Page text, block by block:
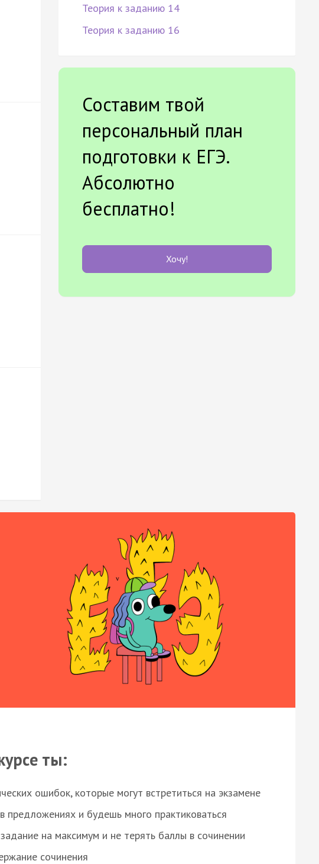
Теория к заданию 14
Теория к заданию 16
Составим твой
персональный план
подготовки к ЕГЭ.
Абсолютно
бесплатно!
Хочу!
ты:
ошибок, которые могут встретиться на экзамене
предложениях и будешь много практиковаться
на максимум и не терять баллы в сочинении
сочинения